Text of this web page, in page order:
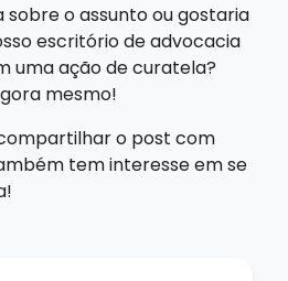
sobre o assunto ou gostaria
escritório de advocacia
uma ação de curatela?
mesmo!
o post com
tem interesse em se